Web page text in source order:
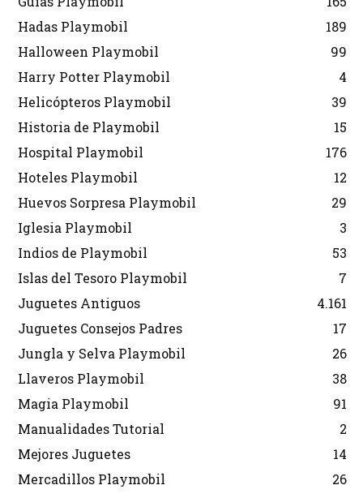
Hadas Playmobil
189
Halloween Playmobil
99
Harry Potter Playmobil
4
Helicópteros Playmobil
39
Historia de Playmobil
15
Hospital Playmobil
176
Hoteles Playmobil
12
Huevos Sorpresa Playmobil
29
Iglesia Playmobil
3
Indios de Playmobil
53
Islas del Tesoro Playmobil
7
Juguetes Antiguos
4.161
Juguetes Consejos Padres
17
Jungla y Selva Playmobil
26
Llaveros Playmobil
38
Magia Playmobil
91
Manualidades Tutorial
2
Mejores Juguetes
14
Mercadillos Playmobil
26